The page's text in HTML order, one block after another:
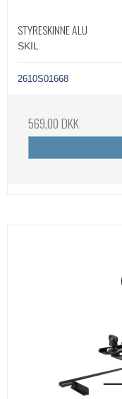
STYRESKINNE ALU
SKIL
2610S01668
569,00 DKK